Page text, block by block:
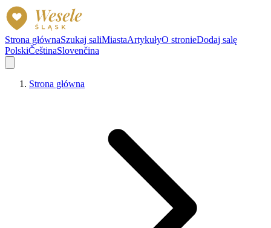
Strona głównaSzukaj saliMiastaArtykułyO stronieDodaj salę
PolskiČeštinaSlovenčina
Strona główna